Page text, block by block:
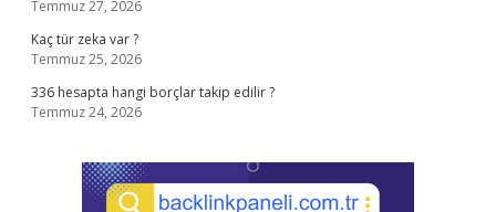
Temmuz 27, 2026
Kaç tür zeka var ?
Temmuz 25, 2026
336 hesapta hangi borçlar takip edilir ?
Temmuz 24, 2026